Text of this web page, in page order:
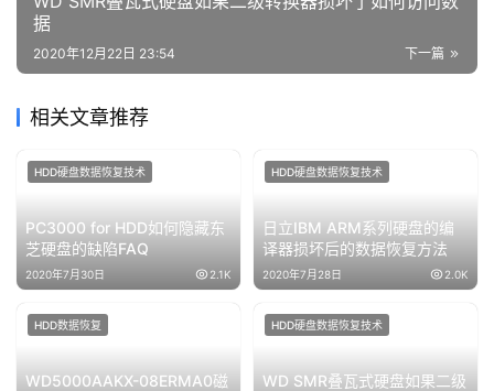
据
下一篇
2020年12月22日 23:54
相关文章推荐
PC3000 for HDD如何隐藏东
芝硬盘的缺陷FAQ
2020年7月30日 2.1K
HDD硬盘数据恢复技术
日立IBM ARM系列硬盘的编
译器损坏后的数据恢复方法
2020年7月28日 2.0K
HDD硬盘数据恢复技术
WD5000AAKX-08ERMA0磁
HDD数据恢复
WD SMR叠瓦式硬盘如果二级
HDD硬盘数据恢复技术